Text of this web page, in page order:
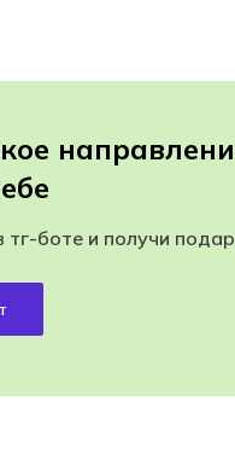
тг-боте и получи